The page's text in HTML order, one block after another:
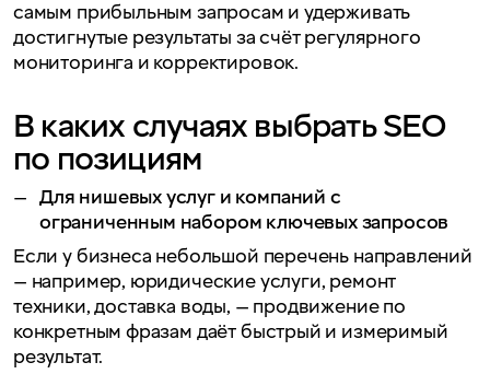
самым прибыльным запросам и удерживать
достигнутые результаты за счёт регулярного
мониторинга и корректировок.
В каких случаях выбрать SEO
по позициям
Для нишевых услуг и компаний с
ограниченным набором ключевых запросов
Если у бизнеса небольшой перечень направлений
— например, юридические услуги, ремонт
техники, доставка воды, — продвижение по
конкретным фразам даёт быстрый и измеримый
результат.